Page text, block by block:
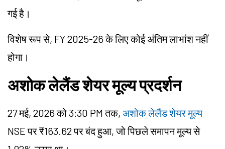
गई है।
विशेष रूप से, FY 2025-26 के लिए कोई अंतिम लाभांश नहीं
होगा।
अशोक लेलैंड शेयर मूल्य प्रदर्शन
27 मई, 2026 को 3:30 PM तक, अशोक लेलैंड शेयर मूल्य
NSE पर ₹163.62 पर बंद हुआ, जो पिछले समापन मूल्य से